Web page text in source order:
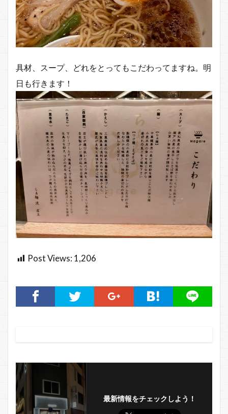
具材、スープ、どれをとってもこだわってますね。明
日も行きます！
Post Views: 1,206
最新情報をチェックしよう！